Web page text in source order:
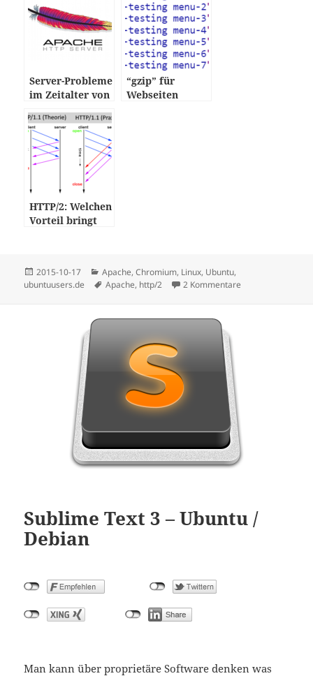
Server-Probleme
im Zeitalter von
“gzip” für
Webseiten
HTTP/2: Welchen
Vorteil bringt
Posted
on
2015-10-17 Categories
Apache,Chromium, Linux, Ubuntu,
ubuntuusers.de
Tags
Apache, http/2 2 Kommentare
Sublime Text 3 – Ubuntu /
Debian
Man kann über proprietäre Software denken was